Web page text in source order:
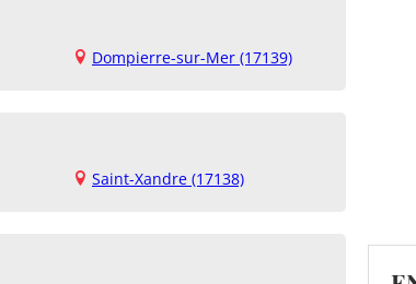
Dompierre-sur-Mer (17139)
Saint-Xandre (17138)